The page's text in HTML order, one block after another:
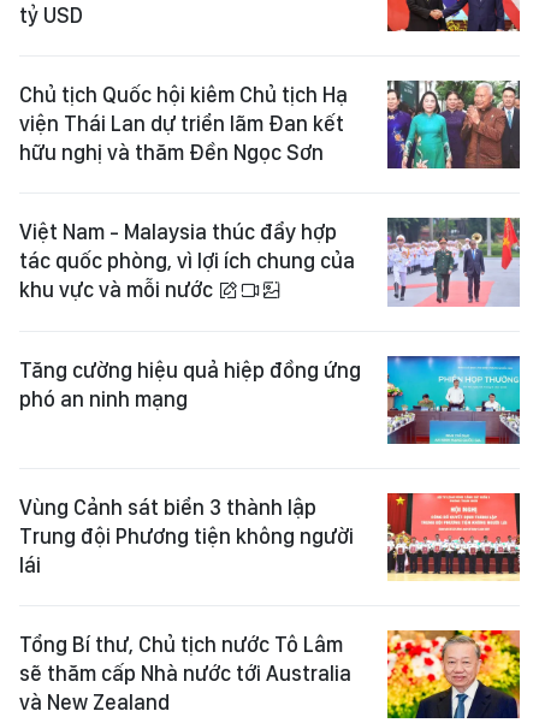
tỷ USD
Chủ tịch Quốc hội kiêm Chủ tịch Hạ
viện Thái Lan dự triển lãm Đan kết
hữu nghị và thăm Đền Ngọc Sơn
Việt Nam - Malaysia thúc đẩy hợp
tác quốc phòng, vì lợi ích chung của
khu vực và mỗi nước
Tăng cường hiệu quả hiệp đồng ứng
phó an ninh mạng
Vùng Cảnh sát biển 3 thành lập
Trung đội Phương tiện không người
lái
Tổng Bí thư, Chủ tịch nước Tô Lâm
sẽ thăm cấp Nhà nước tới Australia
và New Zealand